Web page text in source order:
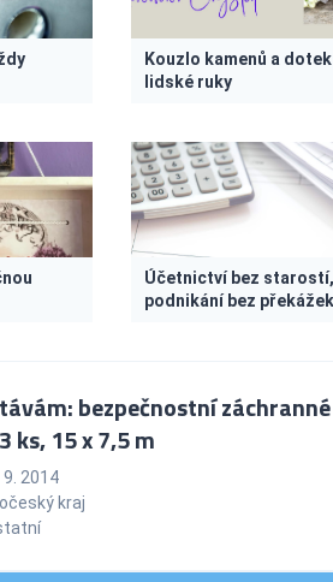
Kouzlo kamenů a dotek
lidské ruky
Účetnictví bez
podnikání bez
bezpečnostní
ks, 15 x 7,5 m
9. 2014
kraj